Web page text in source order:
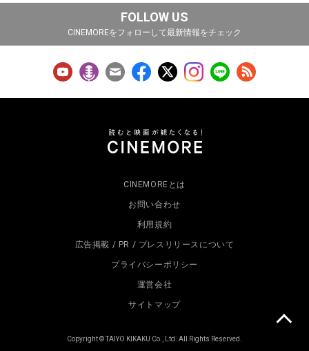
FOLLOW US
CINEMOREをフォローして最新情報をチェック
CINEMOREとは
お問い合わせ
利用規約
広告掲載 / PR / プレスリリースについて
プライバシーポリシー
運営会社
サイトマップ
Copyright © TAIYO KIKAKU Co., Ltd. All Rights Reserved.